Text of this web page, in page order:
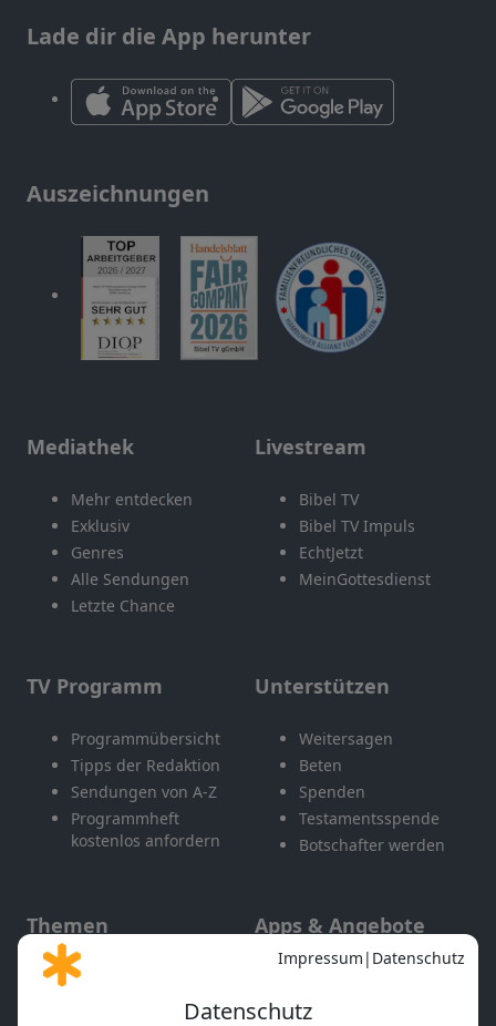
Lade dir die App herunter
Auszeichnungen
Mediathek
Mehr entdecken
Exklusiv
Genres
Alle Sendungen
Letzte Chance
Livestream
Bibel TV
Bibel TV Impuls
EchtJetzt
MeinGottesdienst
TV Programm
Programmübersicht
Tipps der Redaktion
Sendungen von A-Z
Programmheft
kostenlos anfordern
Unterstützen
Weitersagen
Beten
Spenden
Testamentsspende
Botschafter werden
Themen
Gott und Bibel erklärt
Apps & Angebote
Mobile App